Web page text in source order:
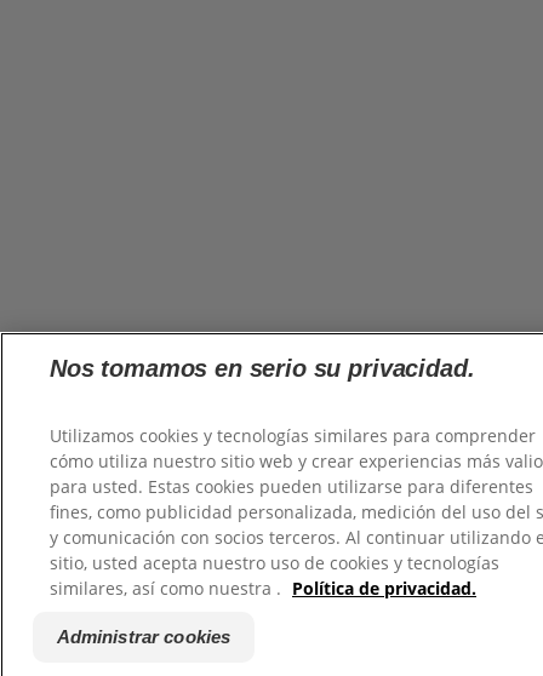
Nos tomamos en serio su privacidad.
Utilizamos cookies y tecnologías similares para comprender
cómo utiliza nuestro sitio web y crear experiencias más
para usted. Estas cookies pueden utilizarse para diferentes
fines, como publicidad personalizada, medición del uso del
y comunicación con socios terceros. Al continuar utilizando
sitio, usted acepta nuestro uso de cookies y tecnologías
similares, así como nuestra . Política de privacidad.
Administrar cookies
¿Qué tipo de desodorante
×